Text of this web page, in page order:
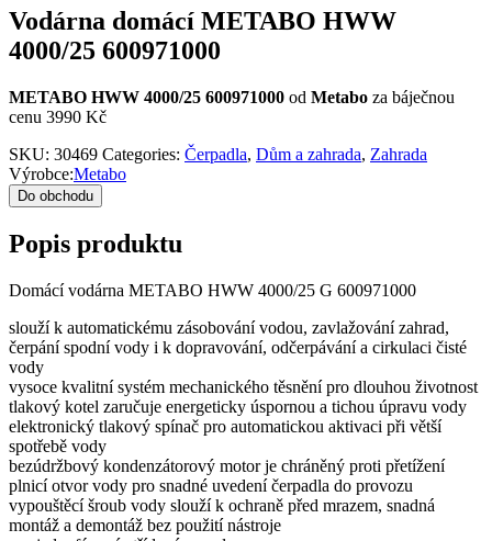
Vodárna domácí METABO HWW
4000/25 600971000
METABO HWW 4000/25 600971000 od Metabo za báječnou
cenu 3990 Kč
SKU: 30469 Categories: Čerpadla, Dům a zahrada, Zahrada
Výrobce:Metabo
Do obchodu
Popis produktu
Domácí vodárna METABO HWW 4000/25 G 600971000
slouží k automatickému zásobování vodou, zavlažování zahrad,
čerpání spodní vody i k dopravování, odčerpávání a cirkulaci čisté
vody
vysoce kvalitní systém mechanického těsnění pro dlouhou životnost
tlakový kotel zaručuje energeticky úspornou a tichou úpravu vody
elektronický tlakový spínač pro automatickou aktivaci při větší
spotřebě vody
bezúdržbový kondenzátorový motor je chráněný proti přetížení
plnicí otvor vody pro snadné uvedení čerpadla do provozu
vypouštěcí šroub vody slouží k ochraně před mrazem, snadná
montáž a demontáž bez použití nástroje